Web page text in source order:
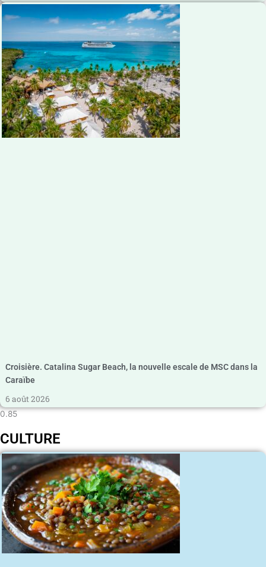
Croisière. Catalina Sugar Beach, la nouvelle escale de MSC dans la
Caraïbe
6 août 2026
CULTURE